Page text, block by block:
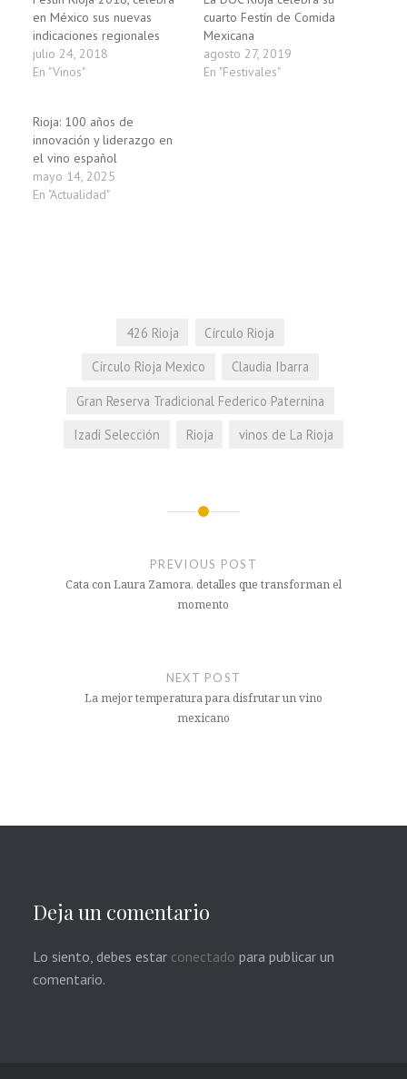
en México sus nuevas
indicaciones regionales
julio 24, 2018
En "Vinos"
cuarto Festín de Comida
Mexicana
agosto 27, 2019
En "Festivales"
Rioja: 100 años de
innovación y liderazgo en
el vino español
mayo 14, 2025
En "Actualidad"
426 Rioja
Círculo Rioja
Círculo Rioja Mexico
Claudia Ibarra
Gran Reserva Tradicional Federico Paternina
Izadi Selección
Rioja vinos de La Rioja
entradas
PREVIOUS POST
Cata con Laura Zamora, detalles que transforman el
momento
NEXT POST
La mejor temperatura para disfrutar un vino
mexicano
Deja un comentario
Lo siento, debes estar conectado para publicar un
comentario.